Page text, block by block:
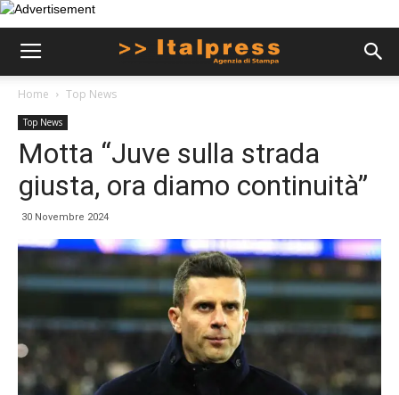
Home Top News
Top News
Motta “Juve sulla strada
giusta, ora diamo continuità”
30 Novembre 2024